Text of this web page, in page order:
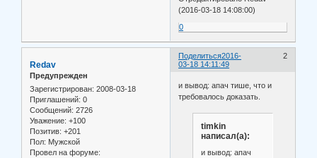
(2016-03-18 14:08:00)
0
Поделиться 2
2016-
03-18 14:11:49
Redav
Предупрежден
Зарегистрирован: 2008-03-18
Приглашений: 0
Сообщений: 2726
Уважение: +100
Позитив: +201
Пол: Мужской
Провел на форуме:
и вывод: апач тише, что и
требовалось доказать.
timkin
написал(а):
и вывод: апач